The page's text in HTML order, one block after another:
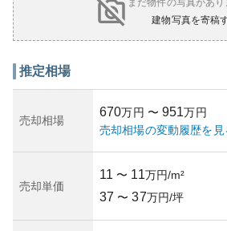
まだ物件の写真があり
建物写真を寄稿
推定相場
売却相場
670万円 〜 951万円
売却相場の変動履歴を見
売却単価
11 〜 11万円/m²
37 〜 37万円/坪